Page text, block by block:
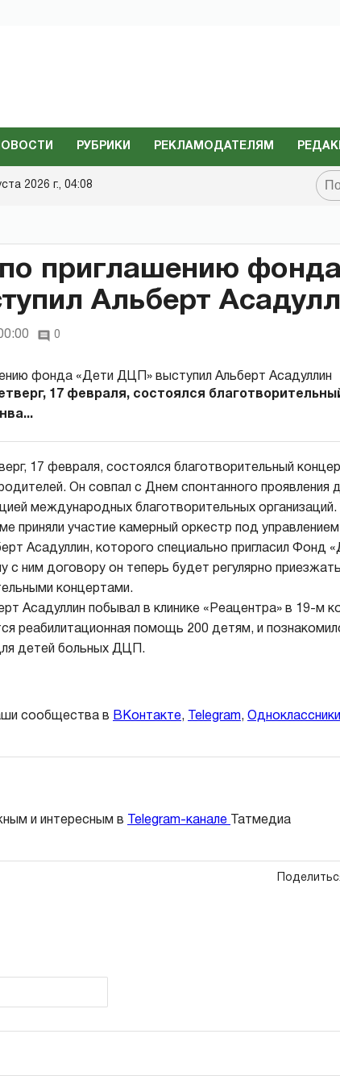
РУБРИКИ РЕКЛАМОДАТЕЛЯМ
2026 г., 04:08
приглашению
Альберт
0
17 февраля, состоялся
17 февраля, состоялся благотворительный
Он совпал с Днем спонтанного проявления
международных благотворительных организаций.
приняли участие камерный оркестр под
Асадуллин, которого специально пригласил Фонд
с ним договору он теперь будет регулярно
концертами.
Асадуллин побывал в клинике «Реацентра» в 19-м
реабилитационная помощь 200 детям, и
детей больных ДЦП.
сообщества в ВКонтакте, Telegram, Одноклассники
и интересным в Telegram-канале Татмедиа